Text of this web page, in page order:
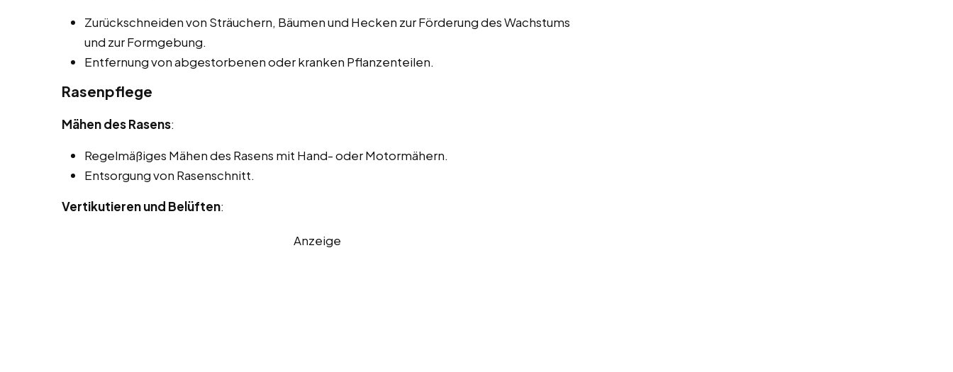
Zurückschneiden von Sträuchern, Bäumen und Hecken zur Förderung des Wachstums
und zur Formgebung.
Entfernung von abgestorbenen oder kranken Pflanzenteilen.
Rasenpflege
Mähen des Rasens:
Regelmäßiges Mähen des Rasens mit Hand- oder Motormähern.
Entsorgung von Rasenschnitt.
Vertikutieren und Belüften:
Anzeige